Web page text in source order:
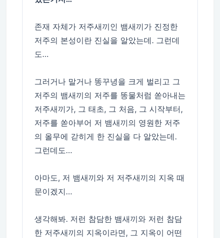
존재 자체가 저주새끼인 뱀새끼가 진정한
저주의 본성이란 진실을 알았는데. 그런데
도…
그러거나 말거나 똥꾸녕을 크게 벌리고 그
저주의 뱀새끼의 저주를 똥물처럼 쏟아내는
저주새끼가, 그 태초, 그 처음, 그 시작부터,
저주를 쏟아부어 저 뱀새끼의 영원한 저주
의 올무에 갇히게 한 진실을 다 알았는데.
그런데도…
아마도, 저 뱀새끼와 저 저주새끼의 지옥 때
문이겠지…
생각해봐. 저런 참담한 뱀새끼와 저런 참담
한 저주새끼의 지옥이라면, 그 지옥이 어떤